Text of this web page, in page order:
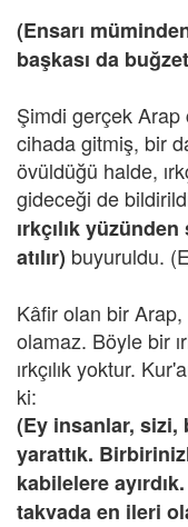
(Ensarı
başkası da
Şimdi gerçek Arap
cihada gitmiş, bir
övüldüğü halde,
gideceği de
ırkçılık
atılır) buyuruldu.
Kâfir olan bir
olamaz. Böyle bir
ırkçılık yoktur.
ki:
(Ey insanlar, sizi,
yarattık.
kabilelere
takvada en ileri